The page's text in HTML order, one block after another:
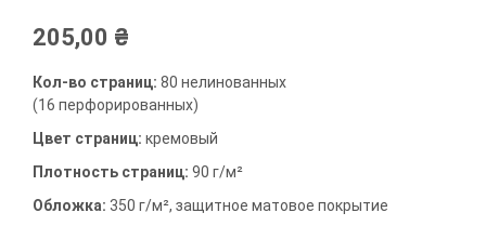
205,00 ₴
Кол-во страниц: 80 нелинованных
(16 перфорированных)
Цвет страниц: кремовый
Плотность страниц: 90 г/м²
Обложка: 350 г/м², защитное матовое покрытие